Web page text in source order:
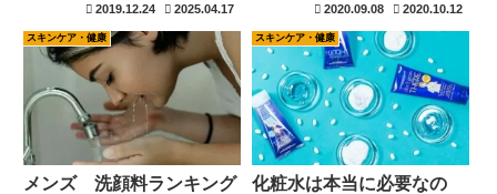
個人的にはバルクオムを使用して
おりますが、スキンケア自体を知
る事も必要です。損をしない購入
方法を自分で見つけて見て下さ
2019.12.24 2025.04.17
スキンケアを行おうと思っても、
いざ化粧水だけでも色んな種類が
あります。カサついている人への
おすすめと見ると、その時にカ
サ...
2020.09.08 2020.10.12
スキンケア・健康
メンズ 洗顔料ランキング
スキンケア・健康
化粧水は本当に必要なの